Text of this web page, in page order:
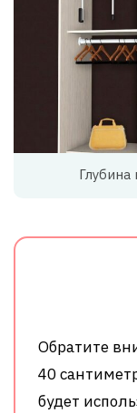
Обратите
40
будет